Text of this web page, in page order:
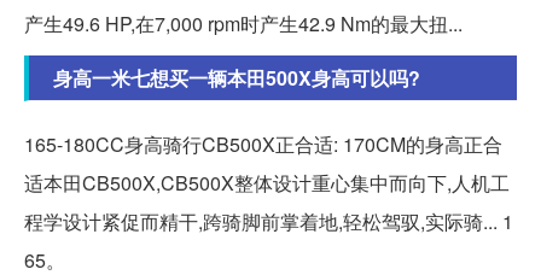
产生49.6 HP,在7,000 rpm时产生42.9 Nm的最大扭...
身高一米七想买一辆本田500X身高可以吗?
165-180CC身高骑行CB500X正合适: 170CM的身高正合
适本田CB500X,CB500X整体设计重心集中而向下,人机工
程学设计紧促而精干,跨骑脚前掌着地,轻松驾驭,实际骑... 1
65。